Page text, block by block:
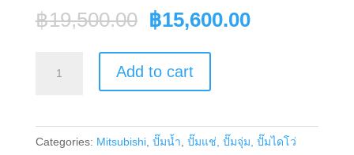
฿19,500.00 Original
was:
฿19,500.00.
฿15,600.00Current
เอนกประสงค์
Mistubishi
Add to cart
Categories: Mitsubishi, ปั๊มน้ำ, ปั๊มแช่, ปั๊มจุ่ม, ปั๊มไดโว่